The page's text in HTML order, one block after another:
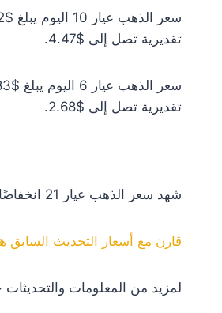
تقديرية تصل إلى $4.47.
تقديرية تصل إلى $2.68.
شهد سعر الذهب عيار 21 انخفاضًا بقيمة 2.3€ مقارنة بالتحديث السابق. هذا التغير يعكس انخفاضًا في الطلب أو تأثيرات سلبية من الأسواق العالمية.
قارن مع أسعار التحديث السابق
لمزيد من المعلومات